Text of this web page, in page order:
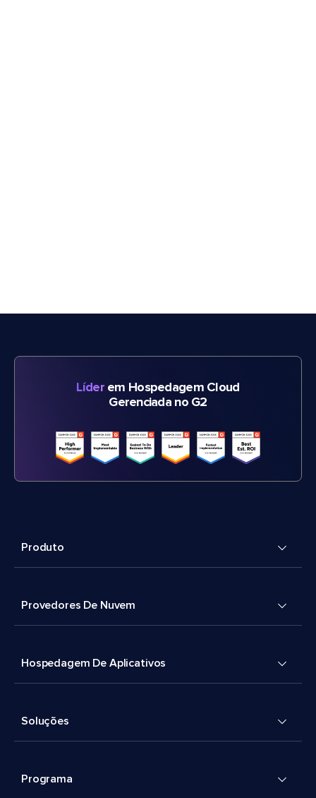
Líderem Hospedagem Cloud
Gerenciada no G2
Produto
Provedores De Nuvem
Hospedagem De Aplicativos
Soluções
Programa